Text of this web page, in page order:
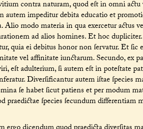
contra naturam, quod eſt in omni
autem impeditur debita educatio et
Alio modo materia in qua exercetur actus
ad alios homines. Et hoc
quia ei debitus honor non ſervatur. Et ſic
vel affinitate iunctarum. Secundo, ex
eſt adulterium, ſi autem eſt in poteſtate
Diverſificantur autem iſtae ſpecies
ſe habet ſicut patiens et per modum
praedictae ſpecies ſecundum differentiam